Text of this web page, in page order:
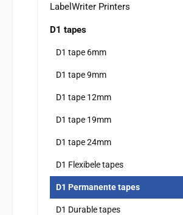
LabelWriter Printers
D1 tapes
D1 tape 6mm
D1 tape 9mm
D1 tape 12mm
D1 tape 19mm
D1 tape 24mm
D1 Flexibele tapes
D1 Permanente tapes
D1 Durable tapes